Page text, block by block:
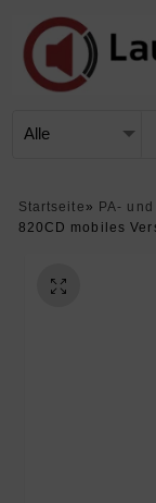
Startseite » PA-
820CD mobiles